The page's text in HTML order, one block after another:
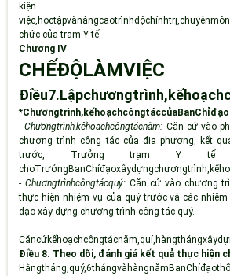
kiện
chức của trạm Y tế.
Chương IV
CHẾĐỘLÀMVIỆC
*Chươngtrình,kếhoạchcôngtáccủaBanChỉđạo
-Chươngtrình,kếhoạchcôngtácnăm: Căn cứ vào
chương trình công tác của địa phương, kết
trước, Trưởng trạm Y tế
- Chươngtrìnhcôngtácquý:Căn cứ vào chương
thực hiện nhiệm vụ của quý trước và các
đạo xây dựng chương trình công tác quý.
Căncứkếhoạchcôngtácnăm,quí, hàngthángxây
Điều 8. Theo dõi, đánh giá kết quả thực hiện